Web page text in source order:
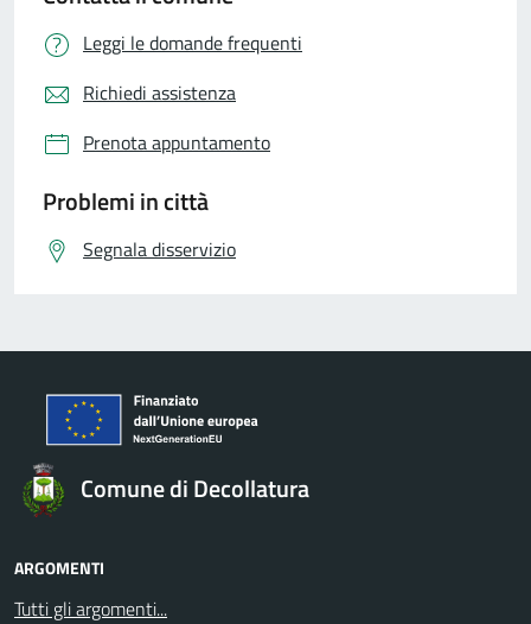
Leggi le domande frequenti
Richiedi assistenza
Prenota appuntamento
Problemi in città
Segnala disservizio
Comune di Decollatura
ARGOMENTI
Tutti gli argomenti...